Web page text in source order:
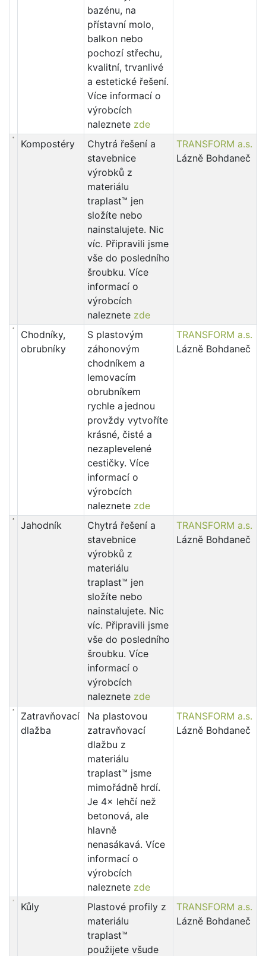
bazénu, na
přístavní molo,
balkon nebo
pochozí střechu,
kvalitní, trvanlivé
a estetické řešení.
Více informací o
výrobcích
naleznete zde
Kompostéry
Chytrá řešení a
stavebnice
výrobků z
materiálu
traplast™ jen
složíte nebo
nainstalujete. Nic
víc. Připravili jsme
vše do posledního
šroubku. Více
informací o
výrobcích
naleznete zde
TRANSFORM a.s.
Lázně Bohdaneč
Chodníky,
obrubníky
S plastovým
záhonovým
chodníkem a
lemovacím
obrubníkem
rychle a jednou
provždy vytvoříte
krásné, čisté a
nezaplevelené
cestičky. Více
informací o
výrobcích
naleznete zde
TRANSFORM a.s.
Lázně Bohdaneč
Jahodník
Chytrá řešení a
stavebnice
výrobků z
materiálu
traplast™ jen
složíte nebo
nainstalujete. Nic
víc. Připravili jsme
vše do posledního
šroubku. Více
informací o
výrobcích
naleznete zde
TRANSFORM a.s.
Lázně Bohdaneč
Zatravňovací
dlažba
Na plastovou
zatravňovací
dlažbu z
materiálu
traplast™ jsme
mimořádně hrdí.
Je 4× lehčí než
betonová, ale
hlavně
nenasákavá. Více
informací o
výrobcích
naleznete zde
TRANSFORM a.s.
Lázně Bohdaneč
Kůly
Plastové profily z
materiálu
traplast™
použijete všude
TRANSFORM a.s.
Lázně Bohdaneč